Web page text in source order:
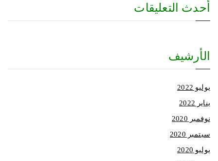
أحدث التعليقات
الأرشيف
يوليو 2022
يناير 2022
نوفمبر 2020
سبتمبر 2020
يوليو 2020